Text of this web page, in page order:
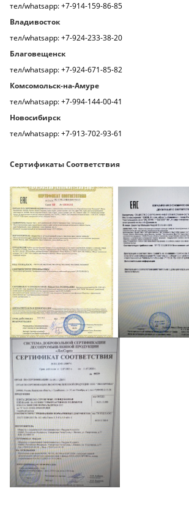
тел/whatsapp: +7-914-159-86-85
Владивосток
тел/whatsapp: +7-924-233-38-20
Благовещенск
тел/whatsapp: +7-924-671-85-82
Комсомольск-на-Амуре
тел/whatsapp: +7-994-144-00-41
Новосибирск
тел/whatsapp: +7-913-702-93-61
Сертификаты Соответствия